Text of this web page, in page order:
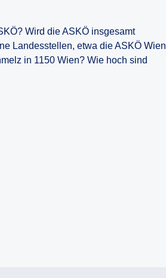
Wird die ASKÖ insgesamt
Landesstellen, etwa die ASKÖ Wien
in 1150 Wien? Wie hoch sind